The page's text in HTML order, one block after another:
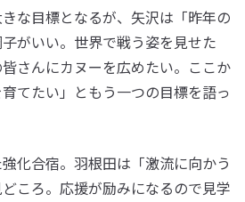
な目標となるが、矢沢は「昨年の
がいい。世界で戦う姿を見せた
さんにカヌーを広めたい。ここか
てたい」ともう一つの目標を語っ
化合宿。羽根田は「激流に向かう
ころ。応援が励みになるので見学